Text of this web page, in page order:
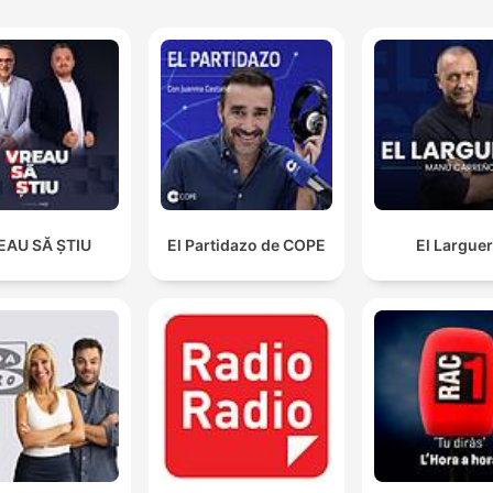
SĂ ȘTIU El Partidazo de COPE El